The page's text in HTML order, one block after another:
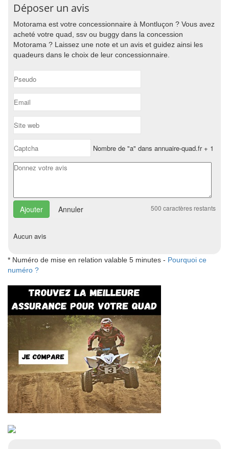
Déposer un avis
Motorama est votre concessionnaire à Montluçon ? Vous avez
acheté votre quad, ssv ou buggy dans la concession
Motorama ? Laissez une note et un avis et guidez ainsi les
quadeurs dans le choix de leur concessionnaire.
Nombre de "a" dans annuaire-quad.fr + 1
Annuler 500 caractères restants
Aucun avis
* Numéro de mise en relation valable 5 minutes - Pourquoi ce
numéro ?